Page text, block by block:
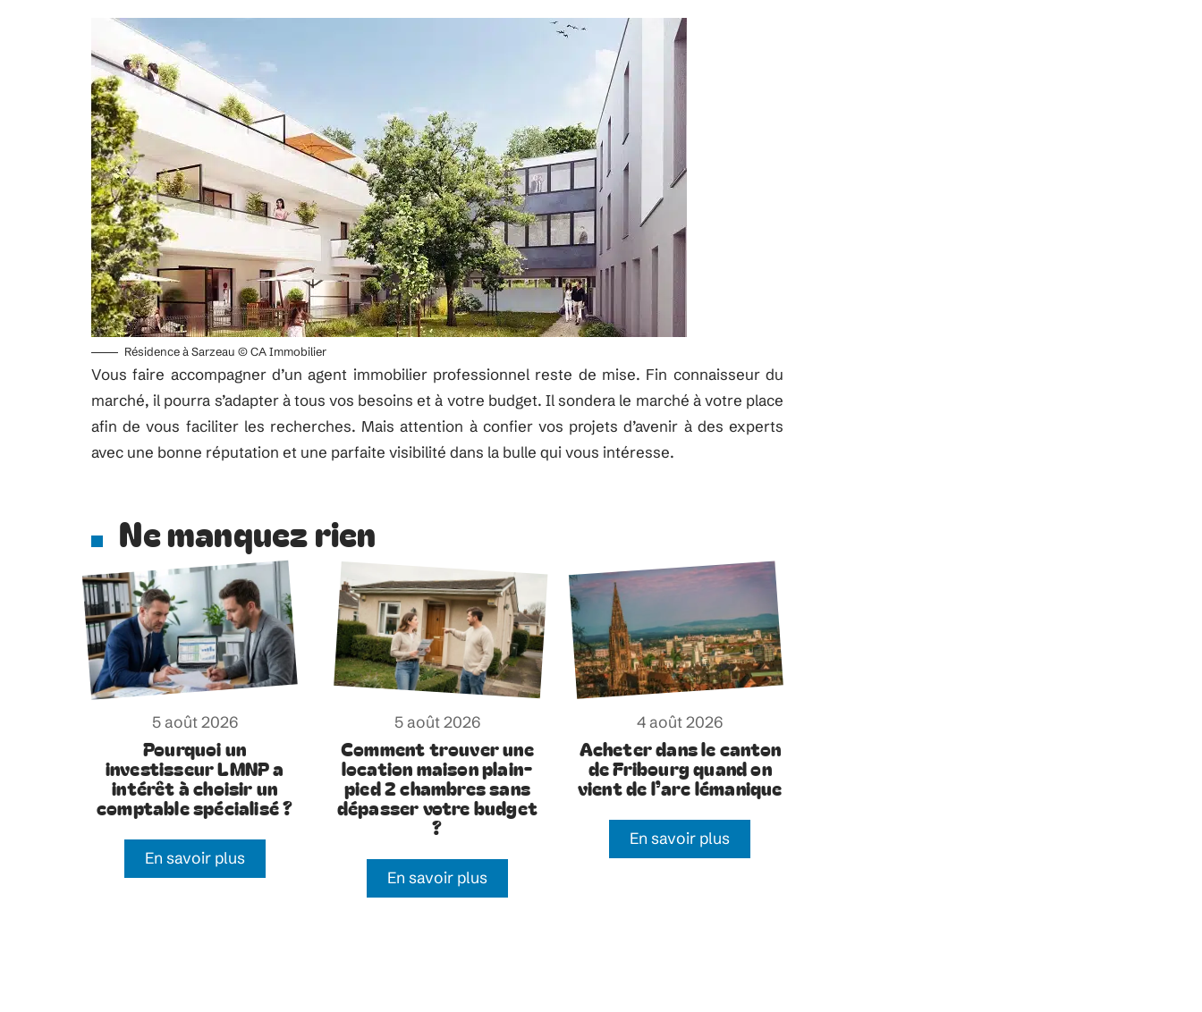
Résidence à Sarzeau © CA Immobilier
Vous faire accompagner d’un agent immobilier professionnel reste de mise. Fin connaisseur du
marché, il pourra s’adapter à tous vos besoins et à votre budget. Il sondera le marché à votre place
afin de vous faciliter les recherches. Mais attention à confier vos projets d’avenir à des experts
avec une bonne réputation et une parfaite visibilité dans la bulle qui vous intéresse.
Ne manquez rien
5 août 2026
Pourquoi un
investisseur LMNP a
intérêt à choisir un
comptable spécialisé ?
En savoir plus
5 août 2026
Comment trouver une
location maison plain-
pied 2 chambres sans
dépasser votre budget
?
En savoir plus
4 août 2026
Acheter dans le canton
de Fribourg quand on
vient de l’arc lémanique
En savoir plus